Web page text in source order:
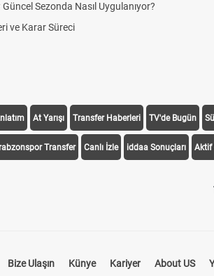
Sezonda Nasıl Uygulanıyor?
ve Karar Süreci
At Yarışı Transfer Haberleri TV'de Bugün
Transfer Canlı İzle iddaa Sonuçları Aktif
Bize Ulaşın Künye Kariyer About US